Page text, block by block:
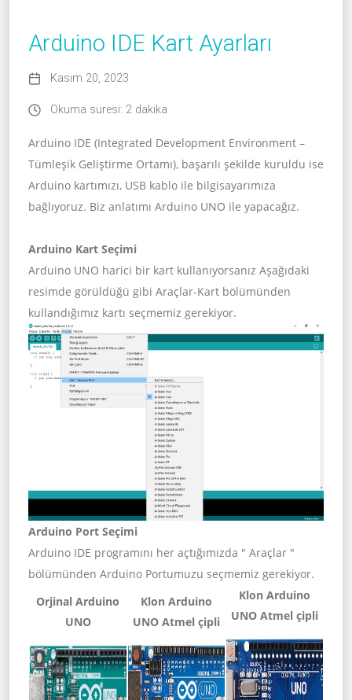
Arduino IDE Kart Ayarları
Kasım 20, 2023
Okuma süresi: 2 dakika
Arduino IDE (Integrated Development Environment –
Tümleşik Geliştirme Ortamı), başarılı şekilde kuruldu ise
Arduino kartımızı, USB kablo ile bilgisayarımıza
bağlıyoruz. Biz anlatımı Arduino UNO ile yapacağız.
Arduino Kart Seçimi
Arduino UNO harici bir kart kullanıyorsanız Aşağıdaki
resimde görüldüğü gibi Araçlar-Kart bölümünden
kullandığımız kartı seçmemiz gerekiyor.
Arduino Port Seçimi
Arduino IDE programını her açtığımızda " Araçlar "
bölümünden Arduino Portumuzu seçmemiz gerekiyor.
Orjinal Arduino
UNO
Klon Arduino
UNO Atmel çipli
Klon Arduino
UNO Atmel çipli